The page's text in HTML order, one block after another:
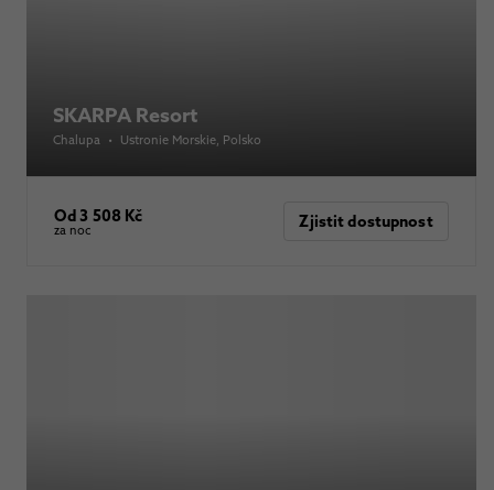
SKARPA Resort
Chalupa • Ustronie Morskie , Polsko
Od 3 508 Kč
za noc Zjistit dostupnost